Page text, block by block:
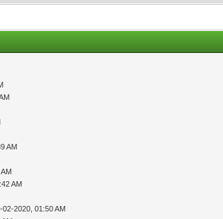
AM
AM
02-2020, 01:50 AM